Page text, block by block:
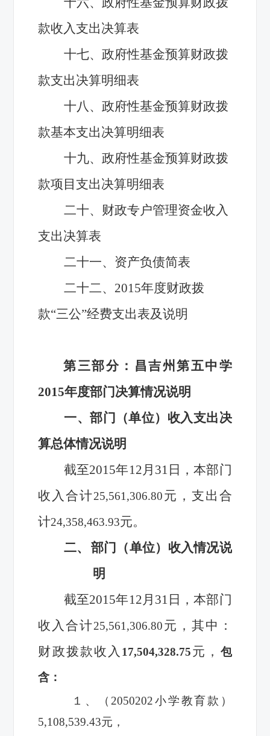
款收入支出决算表
十七、政府性基金预算财政拨
款支出决算明细表
十八、政府性基金预算财政拨
款基本支出决算明细表
十九、政府性基金预算财政拨
款项目支出决算明细表
二十、财政专户管理资金收入
支出决算表
二十一、资产负债简表
二十二、2015年度财政拨
款“三公”经费支出表及说明
第三部分：昌吉州第五中学
2015年度部门决算情况说明
一、部门（单位）收入支出决
算总体情况说明
截至2015年12月31日，本部门
收入合计25,561,306.80元，支出合
计24,358,463.93元。
二、 部门（单位）收入情况说
明
截至2015年12月31日，本部门
收入合计25,561,306.80元，其中：
财政拨款收入 17,504,328.75元， 包
含：
１、（ 2050202小学教育款）
5,108,539.43元，